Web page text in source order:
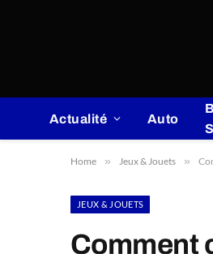
Actualité Auto
Home » Jeux & Jouets »
JEUX & JOUETS
Comment